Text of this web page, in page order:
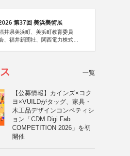
第37回 美浜美術展
井県美浜町、美浜町教育委員
、福井新聞社、関西電力株式会
一覧
【公募情報】カインズ×コク
ヨ×VUILDがタッグ、家具・
木工品デザインコンペティシ
ョン「CDM Digi Fab
COMPETITION 2026」を初
開催